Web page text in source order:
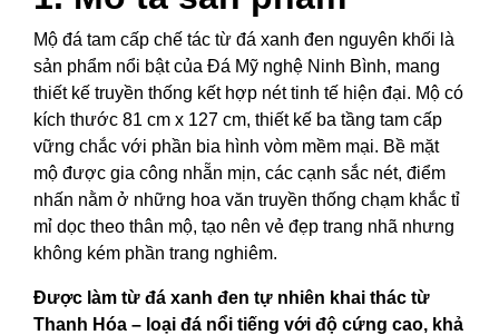
Mộ đá tam cấp chế tác từ đá xanh đen nguyên khối là
sản phẩm nổi bật của Đá Mỹ nghệ Ninh Bình, mang
thiết kế truyền thống kết hợp nét tinh tế hiện đại. Mộ có
kích thước 81 cm x 127 cm, thiết kế ba tầng tam cấp
vững chắc với phần bia hình vòm mềm mại. Bề mặt
mộ được gia công nhẵn mịn, các cạnh sắc nét, điểm
nhấn nằm ở những hoa văn truyền thống chạm khắc tỉ
mỉ dọc theo thân mộ, tạo nên vẻ đẹp trang nhã nhưng
không kém phần trang nghiêm.
Được làm từ đá xanh đen tự nhiên khai thác từ
Thanh Hóa – loại đá nổi tiếng với độ cứng cao, khả